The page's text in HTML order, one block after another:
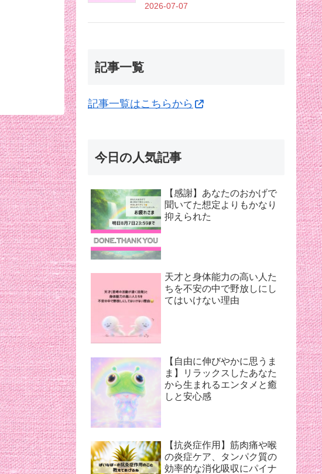
2026-07-07
記事一覧
記事一覧はこちらから
今日の人気記事
【感謝】あなたのおかげで
聞いてた想定よりもかなり
抑えられた
天才と身体能力の高い人た
ちを不安の中で野放しにし
てはいけない理由
【自由に伸びやかに思うま
ま】リラックスしたあなた
から生まれるエンタメと癒
しと安心感
【抗炎症作用】筋肉痛や喉
の炎症ケア、タンパク質の
効率的な消化吸収にパイナ